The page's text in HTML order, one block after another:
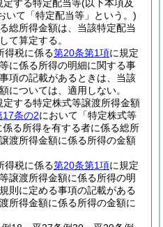
する特定配当等(以下本項及
いて「特定配当等」という。)
総所得金額は、当該特定配当
て算定する。
得税に係る第20条第1項に規定
に係る所得の明細に関する事
項の記載があるときは、当該
については、適用しない。
する特定株式等譲渡所得金額
17条の2において「特定株式等
係る所得を有する者に係る総所
渡所得金額に係る所得の金額
得税に係る第20条第1項に規定
譲渡所得金額に係る所得の明
則に定める事項の記載がある
所得金額に係る所得の金額に